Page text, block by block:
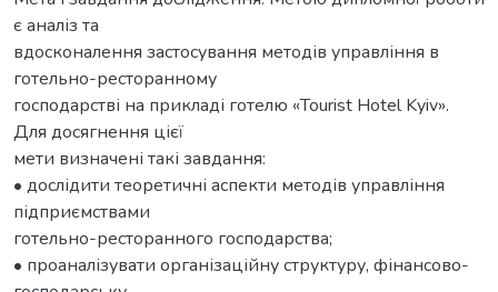
є аналіз та
вдосконалення застосування методів управління в
готельно-ресторанному
господарстві на прикладі готелю «Tourist Hotel Kyiv».
Для досягнення цієї
мети визначені такі завдання:
• дослідити теоретичні аспекти методів управління
підприємствами
готельно-ресторанного господарства;
• проаналізувати організаційну структуру, фінансово-